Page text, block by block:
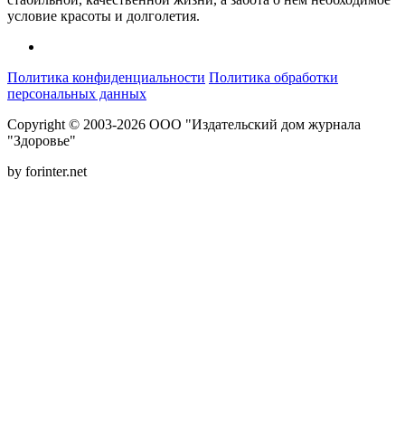
условие красоты и долголетия.
Политика конфиденциальности Политика обработки
персональных данных
Copyright © 2003-2026 ООО "Издательский дом журнала
"Здоровье"
by forinter.net